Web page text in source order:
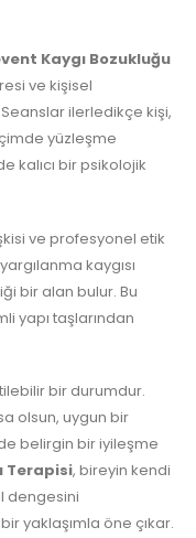
Kaygı Bozukluğu
ve kişisel
ilerledikçe kişi,
yüzleşme
kalıcı bir psikolojik
ve profesyonel etik
kaygısı
bir alan bulur. Bu
yapı taşlarından
bir durumdur.
olsun, uygun bir
belirgin bir iyileşme
Terapisi, bireyin kendi
dengesini
yaklaşımla öne çıkar.